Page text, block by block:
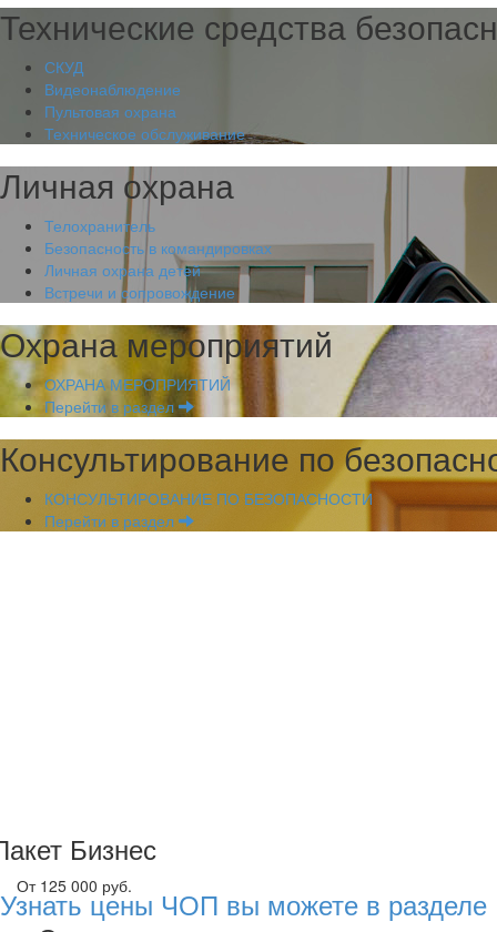
Технические средства
СКУД
Видеонаблюдение
Пультовая охрана
Техническое обслуживание
Личная охрана
Телохранитель
Безопасность в командировках
Личная охрана детей
Встречи и сопровождение
Охрана мероприятий
ОХРАНА МЕРОПРИЯТИЙ
Перейти в раздел
Консультирование по
КОНСУЛЬТИРОВАНИЕ ПО БЕЗОПАСНОСТИ
Перейти в раздел
Бизнес
От 125 000 руб.
Узнать цены ЧОП вы можете в